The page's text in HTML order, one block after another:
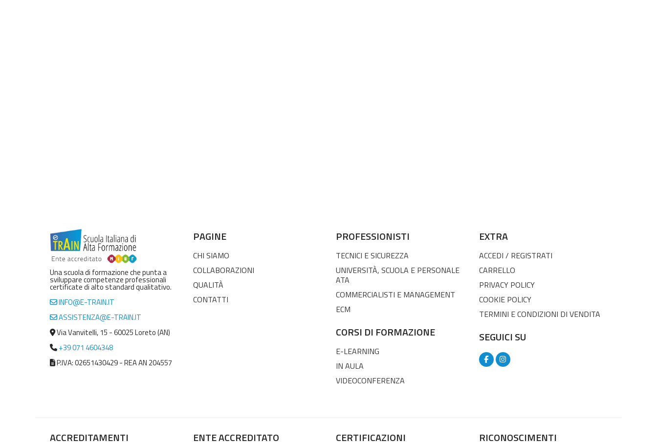
Una scuola di formazione che punta a
sviluppare competenze professionali
certificate di alto standard qualitativo.
INFO@E-TRAIN.IT
ASSISTENZA@E-TRAIN.IT
Via Vanvitelli, 15 - 60025 Loreto (AN)
+39 071 4604348
P.IVA: 02651430429 - REA AN 204557
PAGINE
CHI SIAMO
COLLABORAZIONI
QUALITÀ
CONTATTI
PROFESSIONISTI
TECNICI E SICUREZZA
UNIVERSITÀ, SCUOLA E PERSONALE
ATA
COMMERCIALISTI E MANAGEMENT
ECM
CORSI DI FORMAZIONE
E-LEARNING
IN AULA
VIDEOCONFERENZA
EXTRA
ACCEDI / REGISTRATI
CARRELLO
PRIVACY POLICY
COOKIE POLICY
TERMINI E CONDIZIONI DI VENDITA
SEGUICI SU
ACCREDITAMENTI ENTE ACCREDITATO CERTIFICAZIONI RICONOSCIMENTI